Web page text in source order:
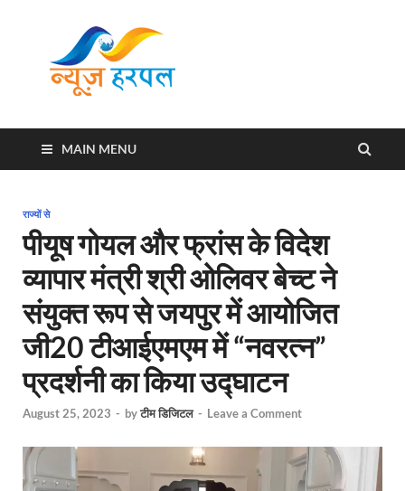
MAIN MENU
राज्यों से
पीयूष गोयल और फ्रांस के विदेश
व्यापार मंत्री श्री ओलिवर बेच्ट ने
संयुक्त रूप से जयपुर में आयोजित
जी20 टीआईएमएम में “नवरत्न”
प्रदर्शनी का किया उद्घाटन
August 25, 2023 - byटीम डिजिटल - Leave a Comment